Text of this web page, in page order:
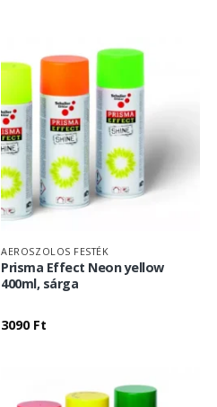
AEROSZOLOS FESTÉK
Prisma Effect Neon yellow
400ml, sárga
3090 Ft